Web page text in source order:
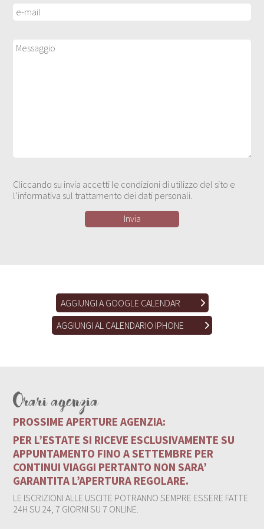
Cliccando su invia accetti le condizioni di utilizzo del sito e
l’informativa sul trattamento dei dati personali.
AGGIUNGI A GOOGLE CALENDAR
AGGIUNGI AL CALENDARIO IPHONE
Orari agenzia
PROSSIME APERTURE AGENZIA:
PER L’ESTATE SI RICEVE ESCLUSIVAMENTE SU
APPUNTAMENTO FINO A SETTEMBRE PER
CONTINUI VIAGGI PERTANTO NON SARA’
GARANTITA L’APERTURA REGOLARE.
LE ISCRIZIONI ALLE USCITE POTRANNO SEMPRE ESSERE FATTE
24H SU 24, 7 GIORNI SU 7 ONLINE.